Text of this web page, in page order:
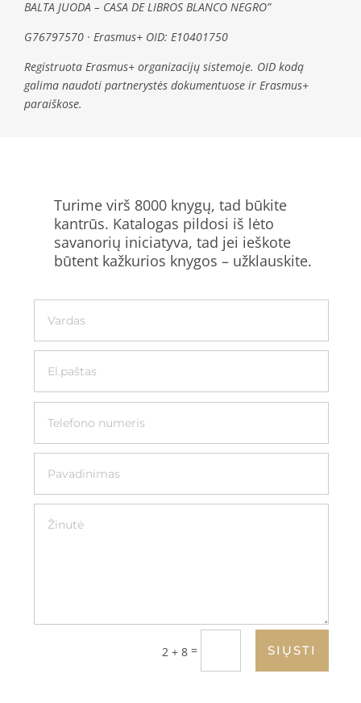
BALTA JUODA – CASA DE LIBROS BLANCO NEGRO”
G76797570 · Erasmus+ OID: E10401750
Registruota Erasmus+ organizacijų sistemoje. OID kodą
galima naudoti partnerystės dokumentuose ir Erasmus+
paraiškose.
Turime virš 8000 knygų, tad būkite
kantrūs. Katalogas pildosi iš lėto
savanorių iniciatyva, tad jei ieškote
būtent kažkurios knygos – užklauskite.
2 + 8 = SIŲSTI